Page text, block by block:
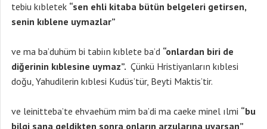
tebiu kıbletek “sen ehli kitaba bütün belgeleri getirsen,
senin kıblene uymazlar”
ve ma ba’duhüm bi tabiın kıblete ba’d “onlardan biri de
diğerinin kıblesine uymaz”. Çünkü Hristiyanların kıblesi
doğu, Yahudilerin kıblesi Kudüs’tür, Beyti Maktis’tir.
ve leinitteba’te ehvaehüm mim ba’di ma caeke minel ılmi “bu
bilgi sana geldikten sonra onların arzularına uyarsan”